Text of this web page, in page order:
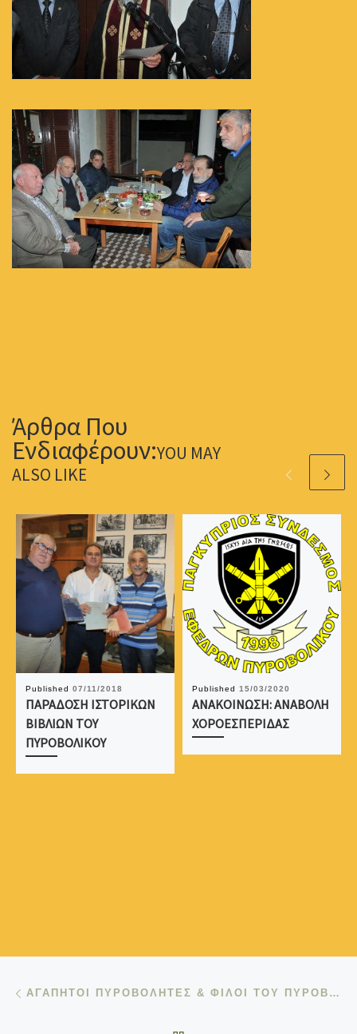
YOU MAY
ALSO LIKE
Published 07/11/2018
ΠΑΡΑΔΟΣΗ ΙΣΤΟΡΙΚΩΝ
ΒΙΒΛΙΩΝ ΤΟΥ
ΠΥΡΟΒΟΛΙΚΟΥ
Published 15/03/2020
ΑΝΑΚΟΙΝΩΣΗ: ΑΝΑΒΟΛΗ
ΧΟΡΟΕΣΠΕΡΙΔΑΣ
Post navigation ΑΓΑΠΗΤΟΙ ΠΥΡΟΒΟΛΗΤΕΣ & ΦΙΛΟΙ ΤΟΥ ΠΥΡΟΒΟΛΙΚΟΥ ΧΡΟΝΙΑ ΠΟΛΛΑ!